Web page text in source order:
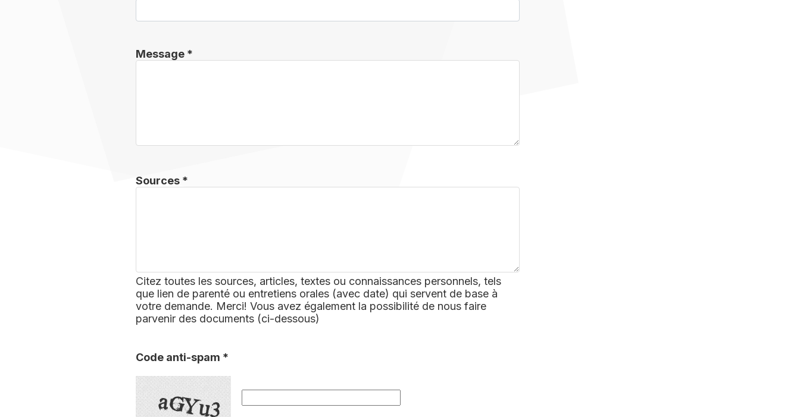
Message *
Sources *
Citez toutes les sources, articles, textes ou connaissances personnels, tels
que lien de parenté ou entretiens orales (avec date) qui servent de base à
votre demande. Merci! Vous avez également la possibilité de nous faire
parvenir des documents (ci-dessous)
Code anti-spam *